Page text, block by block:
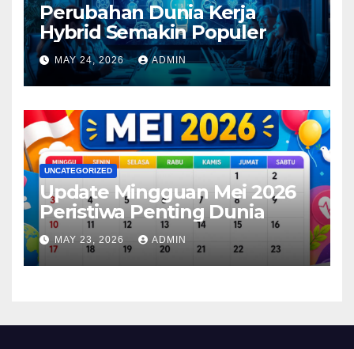
Perubahan Dunia Kerja
Hybrid Semakin Populer
MAY 24, 2026 ADMIN
UNCATEGORIZED
Update Mingguan Mei 2026
Peristiwa Penting Dunia
MAY 23, 2026 ADMIN